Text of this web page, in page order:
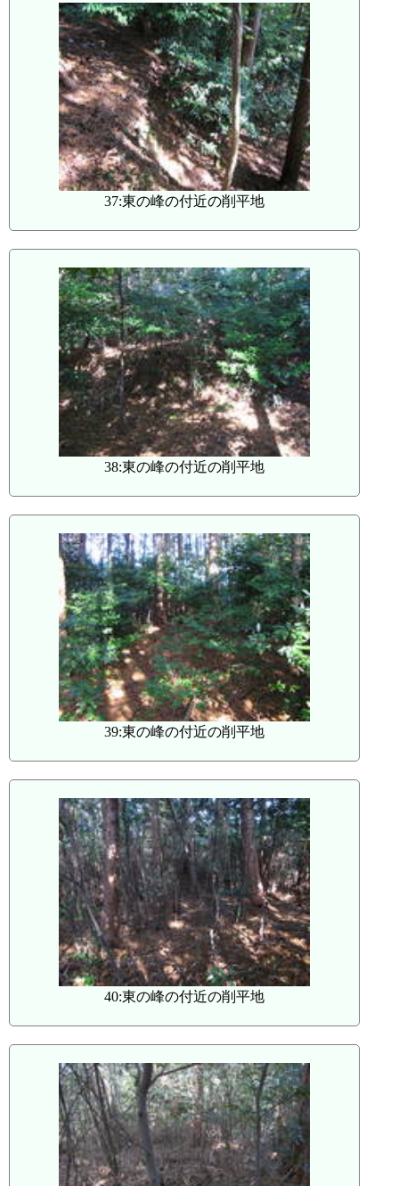
37:東の峰の付近の削平地
38:東の峰の付近の削平地
39:東の峰の付近の削平地
40:東の峰の付近の削平地